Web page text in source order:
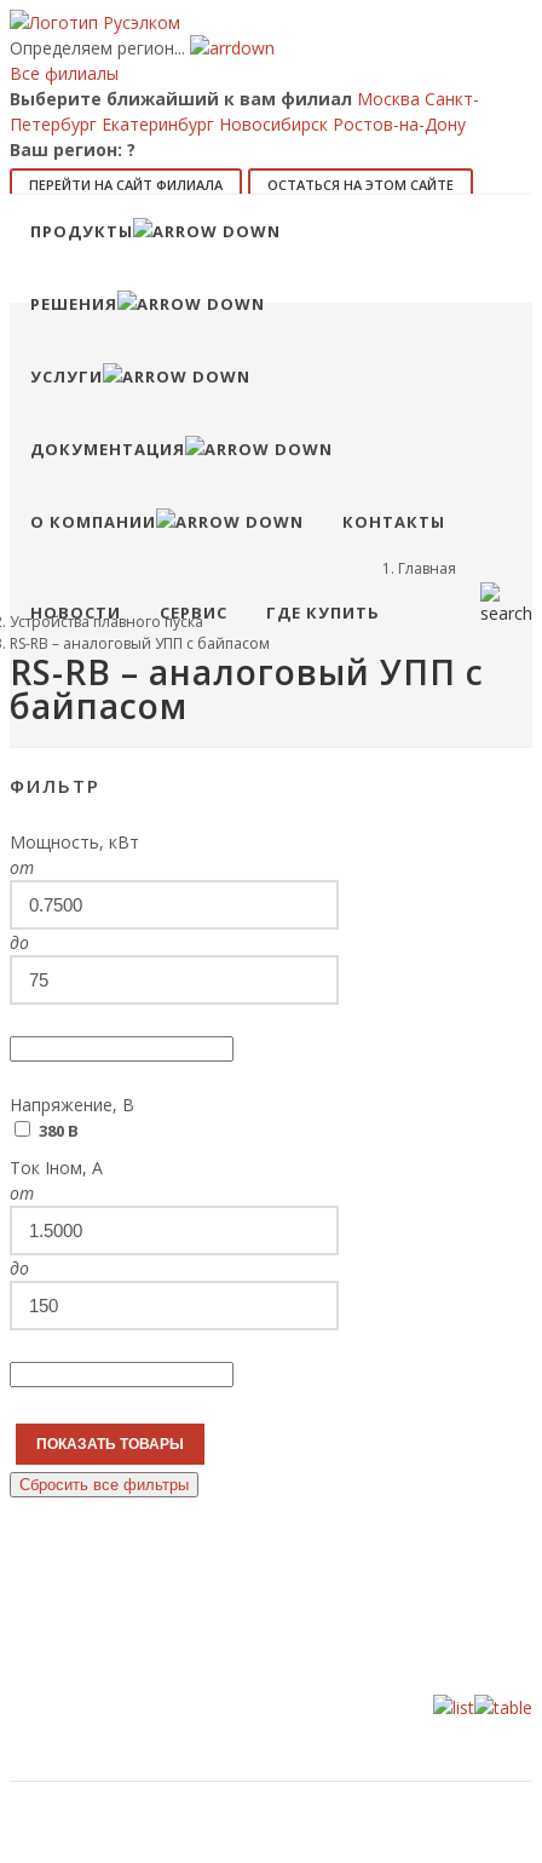
Определяем регион...
Все филиалы
Выберите ближайший к вам филиал Москва Санкт-
Петербург Екатеринбург Новосибирск Ростов-на-Дону
Ваш регион: ?
ПЕРЕЙТИ НА САЙТ ФИЛИАЛА ОСТАТЬСЯ НА ЭТОМ САЙТЕ
Сравнение
ПРОДУКТЫ
РЕШЕНИЯ
УСЛУГИ
ДОКУМЕНТАЦИЯ
О КОМПАНИИ КОНТАКТЫ
НОВОСТИ СЕРВИС ГДЕ КУПИТЬ
Главная
Устройства плавного пуска
RS-RB – аналоговый УПП с байпасом
RS-RB – аналоговый УПП с
байпасом
ФИЛЬТР
Мощность, кВт
от
до
Напряжение, В
380 В
Ток Iном, А
от
до